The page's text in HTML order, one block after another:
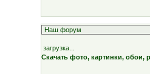
загрузка...
Скачать фото, картинки,